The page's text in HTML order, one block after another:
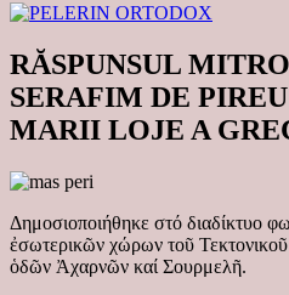
RĂSPUNSUL
SERAFIM DE
MARII LOJE A
Δημοσιοποιήθηκε στό διαδίκτυο
ἐσωτερικῶν χώρων τοῦ
ὁδῶν Ἀχαρνῶν καί Σουρμελῆ.